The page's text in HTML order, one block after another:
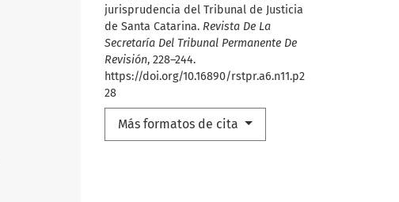
jurisprudencia del Tribunal de Justicia
de Santa Catarina. Revista De La
Secretaría Del Tribunal Permanente De
Revisión, 228–244.
https://doi.org/10.16890/rstpr.a6.n11.p2
28
Más formatos de cita